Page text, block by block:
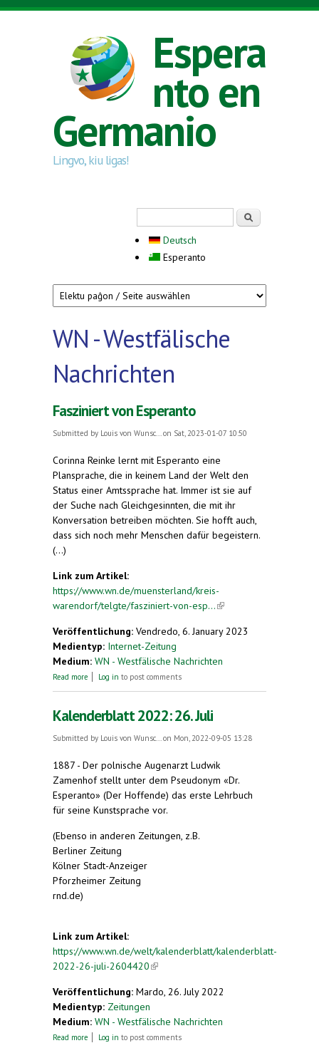
Skip to main content
Espera
nto en
Germanio
Lingvo, kiu ligas!
Deutsch
Esperanto
WN - Westfälische
Nachrichten
Fasziniert von Esperanto
Submitted by Louis von Wunsc... on Sat, 2023-01-07 10:50
Corinna Reinke lernt mit Esperanto eine
Plansprache, die in keinem Land der Welt den
Status einer Amtssprache hat. Immer ist sie auf
der Suche nach Gleichgesinnten, die mit ihr
Konversation betreiben möchten. Sie hofft auch,
dass sich noch mehr Menschen dafür begeistern.
(...)
Link zum Artikel:
https://www.wn.de/muensterland/kreis-
warendorf/telgte/fasziniert-von-esp...(link is
Veröffentlichung: Vendredo, 6. January 2023
Medientyp: Internet-Zeitung
Medium: WN - Westfälische Nachrichten
Read more about Fasziniert von Esperanto
Log in to post comments
Kalenderblatt 2022: 26. Juli
Submitted by Louis von Wunsc... on Mon, 2022-09-05 13:28
1887 - Der polnische Augenarzt Ludwik
Zamenhof stellt unter dem Pseudonym «Dr.
Esperanto» (Der Hoffende) das erste Lehrbuch
für seine Kunstsprache vor.
(Ebenso in anderen Zeitungen, z.B.
Berliner Zeitung
Kölner Stadt-Anzeiger
Pforzheimer Zeitung
rnd.de)
Link zum Artikel:
https://www.wn.de/welt/kalenderblatt/kalenderblatt-
2022-26-juli-2604420(link is external)
Veröffentlichung: Mardo, 26. July 2022
Medientyp: Zeitungen
Medium: WN - Westfälische Nachrichten
Read more about Kalenderblatt 2022: 26. Juli
Log in to post comments